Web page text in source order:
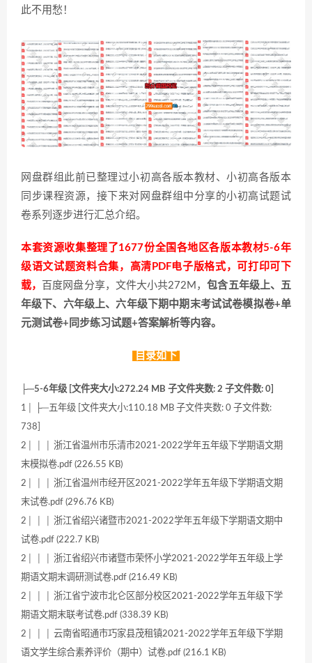
此不用愁！
网盘群组此前已整理过小初高各版本教材、小初高各版本
同步课程资源，接下来对网盘群组中分享的小初高试题试
卷系列逐步进行汇总介绍。
本套资源收集整理了1677份全国各地区各版本教材5-6年
级语文试题资料合集，高清PDF电子版格式，可打印可下
载，
百度网盘分享，文件大小共272M，包含五年级上、五
年级下、六年级上、六年级下期中期末考试试卷模拟卷+单
元测试卷+同步练习试题+答案解析等内容。
目录如下
├─5-6年级 [文件夹大小:272.24 MB 子文件夹数: 2 子文件数: 0]
1│ ├─五年级 [文件夹大小:110.18 MB 子文件夹数: 0 子文件数:
738]
2│ │ │ 浙江省温州市乐清市2021-2022学年五年级下学期语文期
末模拟卷.pdf (226.55 KB)
2│ │ │ 浙江省温州市经开区2021-2022学年五年级下学期语文期
末试卷.pdf (296.76 KB)
2│ │ │ 浙江省绍兴诸暨市2021-2022学年五年级下学期语文期中
试卷.pdf (222.7 KB)
2│ │ │ 浙江省绍兴市诸暨市荣怀小学2021-2022学年五年级上学
期语文期末调研测试卷.pdf (216.49 KB)
2│ │ │ 浙江省宁波市北仑区部分校区2021-2022学年五年级下学
期语文期末联考试卷.pdf (338.39 KB)
2│ │ │ 云南省昭通市巧家县茂租镇2021-2022学年五年级下学期
语文学生综合素养评价（期中）试卷.pdf (216.1 KB)